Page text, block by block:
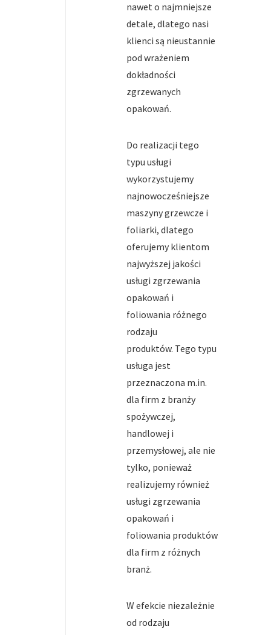
nawet o najmniejsze
detale, dlatego nasi
klienci są nieustannie
pod wrażeniem
dokładności
zgrzewanych
opakowań.
Do realizacji tego
typu usługi
wykorzystujemy
najnowocześniejsze
maszyny grzewcze i
foliarki, dlatego
oferujemy klientom
najwyższej jakości
usługi zgrzewania
opakowań i
foliowania różnego
rodzaju
produktów. Tego typu
usługa jest
przeznaczona m.in.
dla firm z branży
spożywczej,
handlowej i
przemysłowej, ale nie
tylko, ponieważ
realizujemy również
usługi zgrzewania
opakowań i
foliowania produktów
dla firm z różnych
branż.
W efekcie niezależnie
od rodzaju